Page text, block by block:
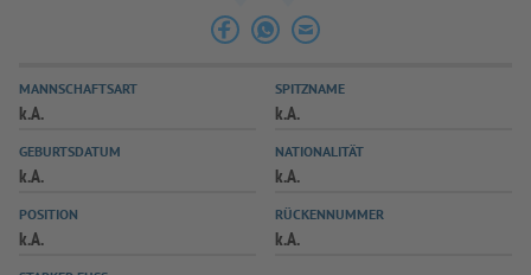
SPIELPLUS
MANNSCHAFTSART
k.A.
SPITZNAME
k.A.
GEBURTSDATUM
k.A.
NATIONALITÄT
k.A.
POSITION
k.A.
RÜCKENNUMMER
k.A.